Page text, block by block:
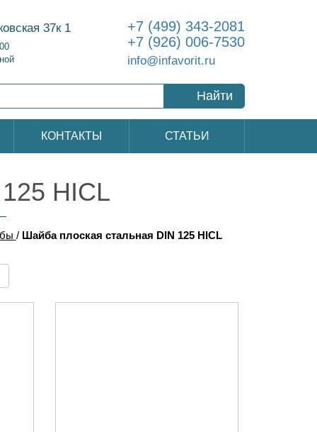
37к 1
+7 (499) 343-2081
+7 (926) 006-7530
info@infavorit.ru
Найти
КОНТАКТЫ СТАТЬИ
HICL
/ Шайба плоская стальная DIN 125 HICL